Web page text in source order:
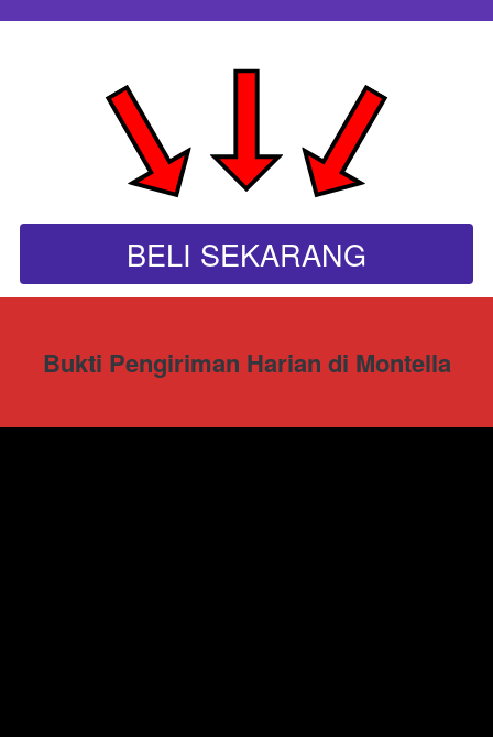
`
BELI SEKARANG
Bukti Pengiriman Harian di Montella